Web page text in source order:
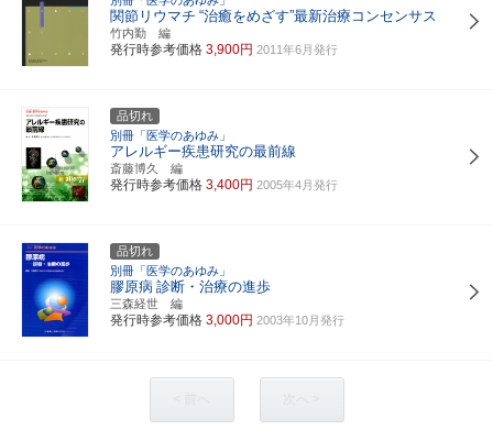
関節リウマチ “治癒をめざす”最新治療コンセンサス
竹内勤 編
発行時参考価格 3,900円 2011年6月発行
品切れ
別冊「医学のあゆみ」
アレルギー疾患研究の最前線
斎藤博久 編
発行時参考価格 3,400円 2005年4月発行
品切れ
別冊「医学のあゆみ」
膠原病 診断・治療の進歩
三森経世 編
発行時参考価格 3,000円 2003年10月発行